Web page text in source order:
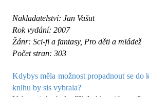
Nakladatelství: Jan Vašut
Rok vydání: 2007
Žánr: Sci-fi a fantasy, Pro děti a mládež
Počet stran: 303
Kdybys měla možnost propadnout se do
knihu by sis vybrala?